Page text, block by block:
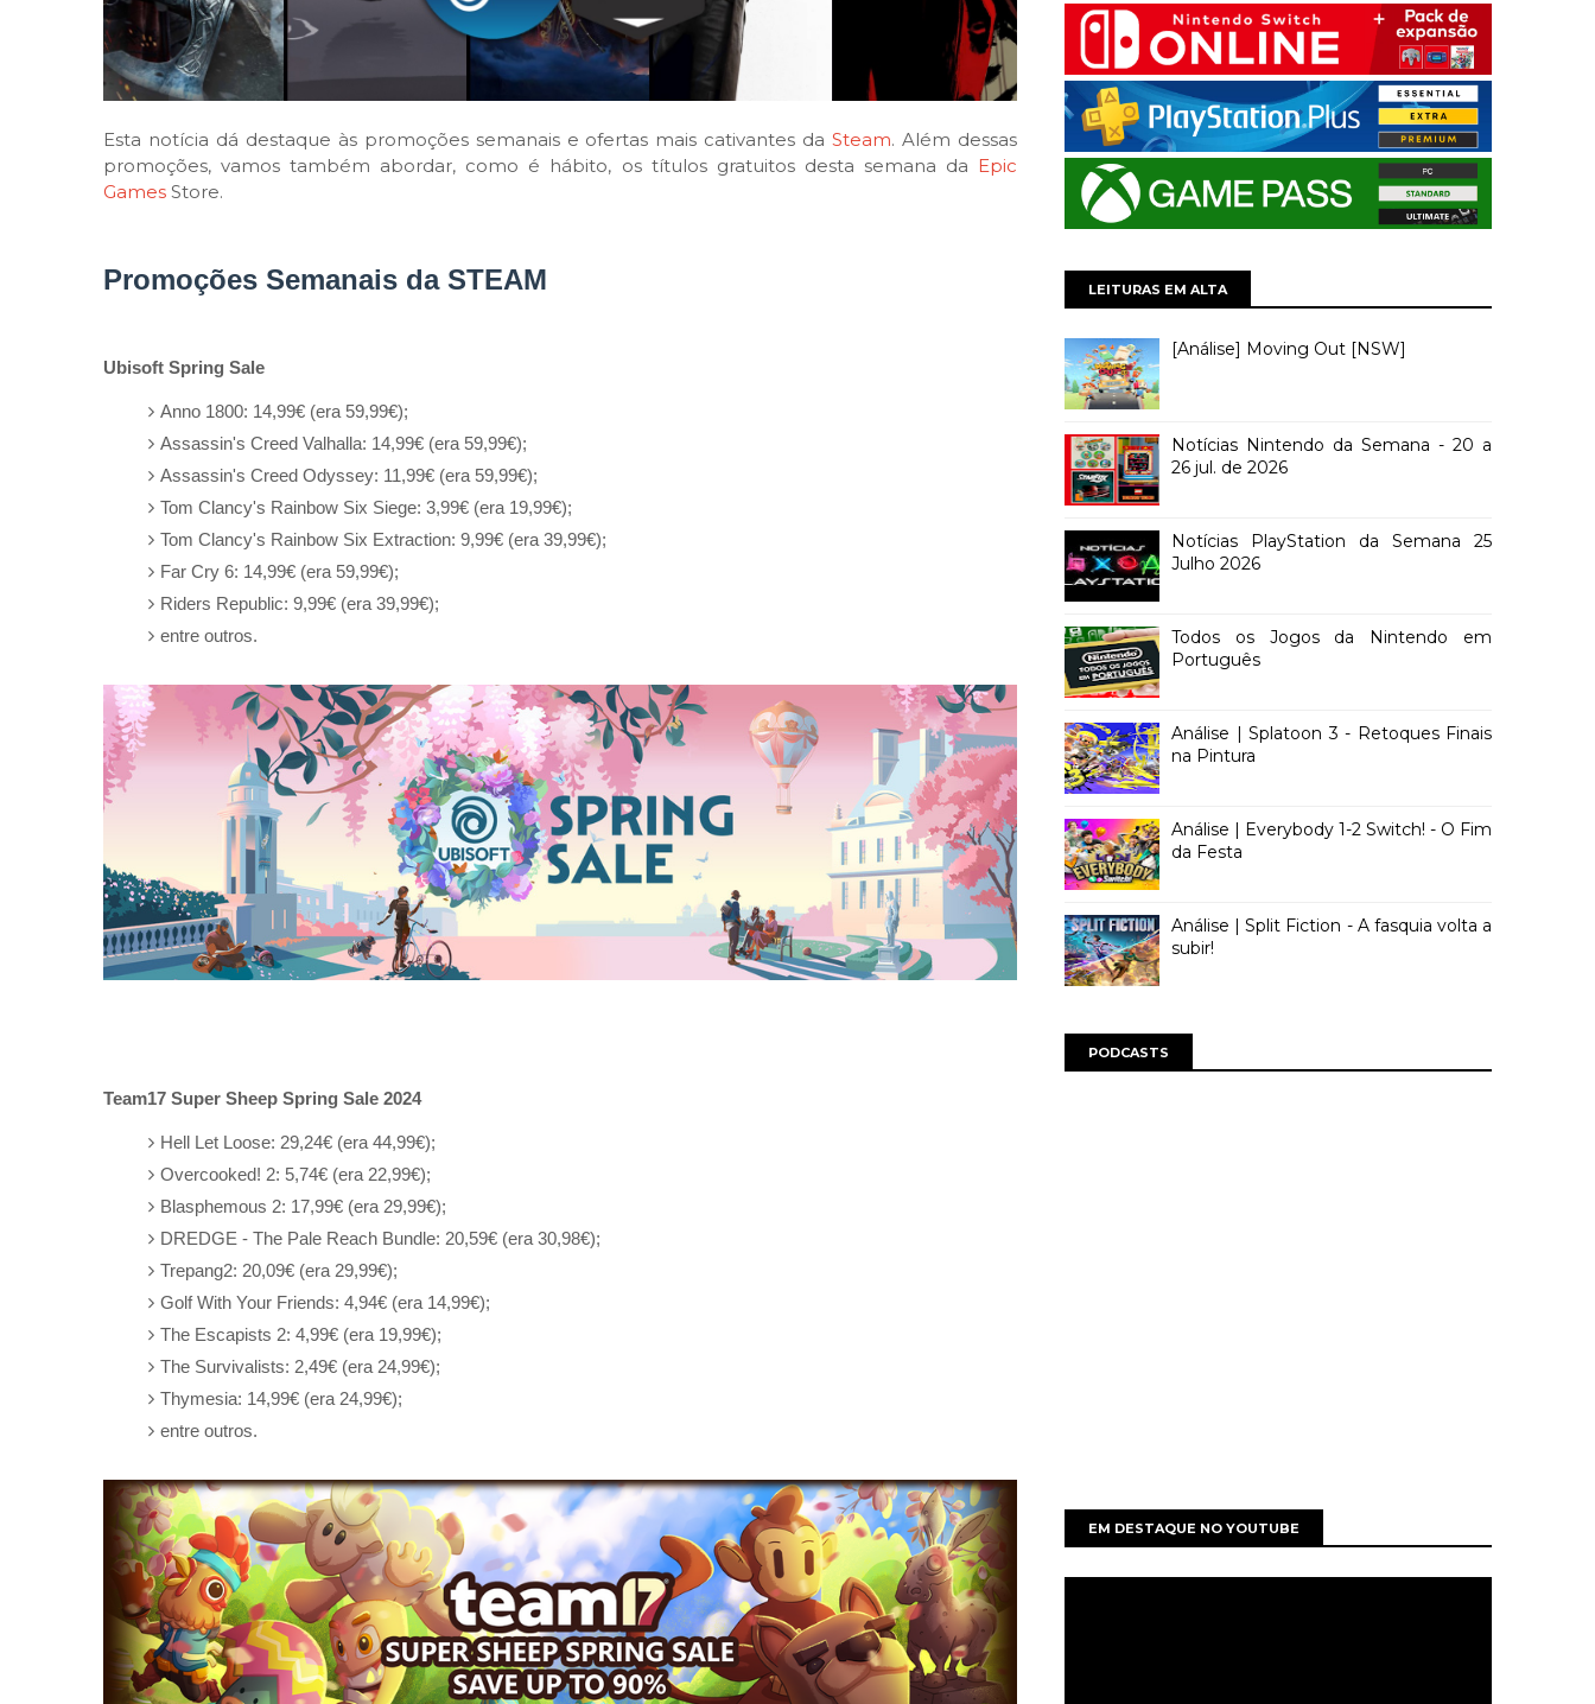
Esta notícia dá destaque às promoções semanais e ofertas mais cativantes daSteam. Além dessas
promoções, vamos também abordar, como é hábito, os títulos gratuitos desta semana da Epic
Games Store.
Promoções Semanais da STEAM
Ubisoft Spring Sale
Anno 1800: 14,99€ (era 59,99€);
Assassin's Creed Valhalla: 14,99€ (era 59,99€);
Assassin's Creed Odyssey: 11,99€ (era 59,99€);
Tom Clancy's Rainbow Six Siege: 3,99€ (era 19,99€);
Tom Clancy's Rainbow Six Extraction: 9,99€ (era 39,99€);
Far Cry 6: 14,99€ (era 59,99€);
Riders Republic: 9,99€ (era 39,99€);
entre outros.
Team17 Super Sheep Spring Sale 2024
Hell Let Loose: 29,24€ (era 44,99€);
Overcooked! 2: 5,74€ (era 22,99€);
Blasphemous 2: 17,99€ (era 29,99€);
DREDGE - The Pale Reach Bundle: 20,59€ (era 30,98€);
Trepang2: 20,09€ (era 29,99€);
Golf With Your Friends: 4,94€ (era 14,99€);
The Escapists 2: 4,99€ (era 19,99€);
The Survivalists: 2,49€ (era 24,99€);
Thymesia: 14,99€ (era 24,99€);
entre outros.
LEITURAS EM ALTA
[Análise] Moving Out [NSW]
Notícias Nintendo da Semana - 20 a
26 jul. de 2026
Notícias PlayStation da Semana 25
Julho 2026
Todos os Jogos da Nintendo em
Português
Análise | Splatoon 3 - Retoques Finais
na Pintura
Análise | Everybody 1-2 Switch! - O Fim
da Festa
Análise | Split Fiction - A fasquia volta a
subir!
PODCASTS
EM DESTAQUE NO YOUTUBE